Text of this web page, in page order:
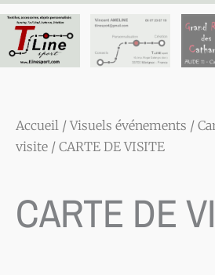
Accueil /Visuels événements /
visite / CARTE DE VISITE
CARTE DE